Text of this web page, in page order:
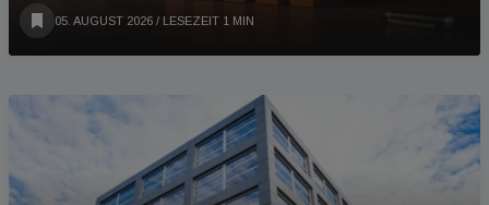
05. AUGUST 2026 / LESEZEIT 1 MIN